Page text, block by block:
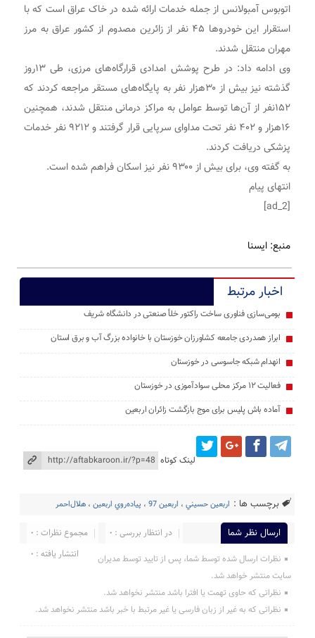
اتوبوس آمبولانس از جمله خدمات ارائه شده در خاک عراق است که با
استقرار این خودروها ۴۵ نفر از زائرین مصدوم از کشور عراق به مرز
مهران منتقل شدند.
وی ادامه داد: در طرح پوشش امدادی قرارگاه‌های مرزی، طی ۱۳روز
گذشته نیز بیش از ۳۰هزار نفر به پایگاه‌های مستقر مراجعه کردند که
۱۵۲نفر از آن‌ها توسط عوامل به مراکز درمانی منتقل شدند، همچنین
۱۶هزار و ۴۰۲ نفر تحت مداوای سرپایی قرار گرفتند و ۹۲۱۲ نفر خدمات
پزشکی دریافت کردند.
به گفته وی، برای بیش از ۹۳۰۰ نفر نیز اسکان فراهم شده است.
انتهای پیام
[ad_2]
منبع: ایسنا
اخبار مرتبط
بومی‌سازی فناوری ساخت راکتور خلأ صنعتی در دانشگاه شریف
ابراز همدردی جامعه کشاورزان خوزستان با خانواده بزرگ آب و برق استان
انهدام شبکه‌ جاسوسی در خوزستان
فعالیت ۱۲ مرکز محلی سوادآموزی در خوزستان
آماده باش پلیس برای موج بازگشت زائران اربعین
لینک کوتاه
برچسب ها : اربعين حسيني ، اربعین 97 ، پياده‌روي اربعين ،هلال‌احمر
ارسال نظر شما مجموع نظرات : 0
در انتظار بررسی : 0
انتشار یافته : 0
نظرات ارسال شده توسط شما، پس از تایید توسط مدیران
سایت منتشر خواهد شد.
نظراتی که حاوی تهمت یا افترا باشد منتشر نخواهد شد.
نظراتی که به غیر از زبان فارسی یا غیر مرتبط با خبر باشد منتشر نخواهد شد.